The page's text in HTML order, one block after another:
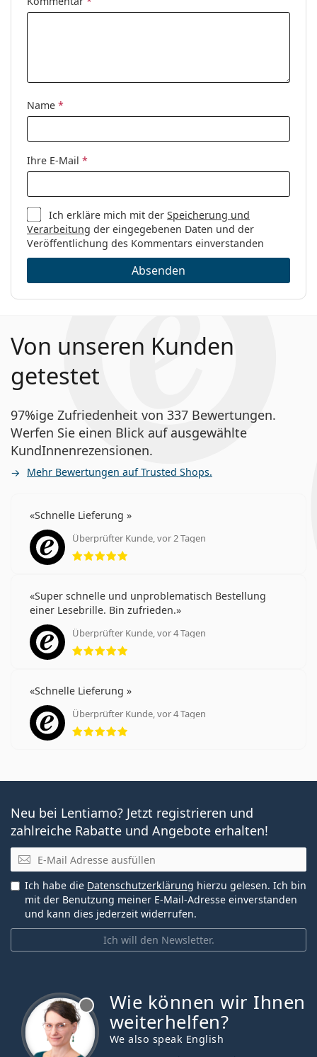
benötigen.
Kategorie:
Brillen
Name *
Ihre E-Mail *
Ich erkläre mich mit derSpeicherung und
Verarbeitung der eingegebenen Daten und der
Veröffentlichung des Kommentars einverstanden
Absenden
Von unseren Kunden
getestet
97%ige Zufriedenheit von 337 Bewertungen.
Werfen Sie einen Blick auf ausgewählte
KundInnenrezensionen.
Mehr Bewertungen auf Trusted Shops.
Schnelle Lieferung
Überprüfter Kunde, vor 2 Tagen
Bewertung 5 aus 5
Super schnelle und unproblematisch Bestellung
einer Lesebrille. Bin zufrieden.
Überprüfter Kunde, vor 4 Tagen
Bewertung 5 aus 5
Schnelle Lieferung
Überprüfter Kunde, vor 4 Tagen
Bewertung 5 aus 5
Neu bei Lentiamo? Jetzt registrieren und
zahlreiche Rabatte und Angebote erhalten!
E-Mail
Ich will den Newsletter.
Ich habe die Datenschutzerklärung hierzu gelesen. Ich bin
mit der Benutzung meiner E-Mail-Adresse einverstanden
und kann dies jederzeit widerrufen.
Wie können wir Ihnen
weiterhelfen?
We also speak English